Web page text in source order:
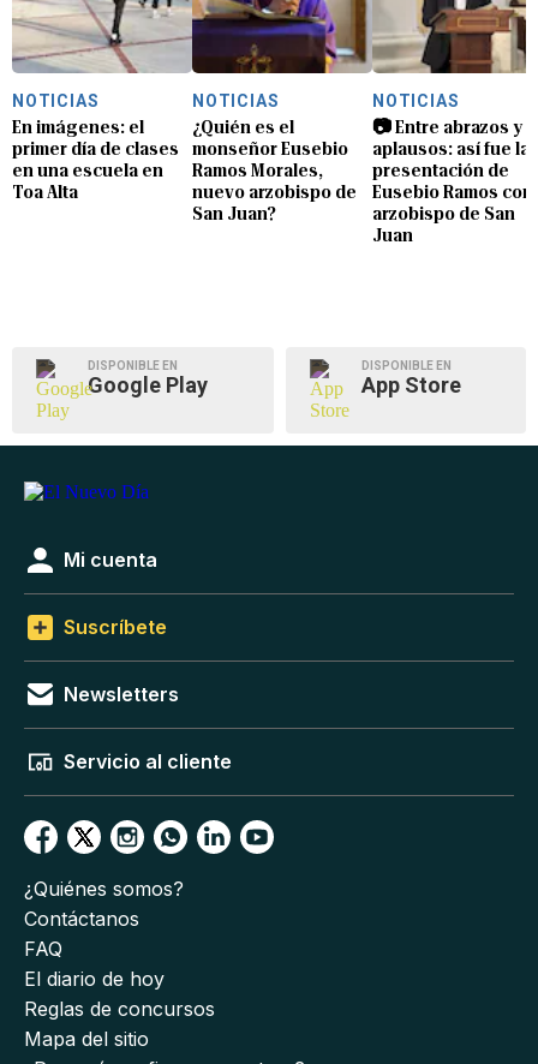
NOTICIAS
En imágenes: el
primer día de clases
en una escuela en
Toa Alta
NOTICIAS
¿Quién es el
monseñor Eusebio
Ramos Morales,
nuevo arzobispo de
San Juan?
NOTICIAS
📷 Entre abrazos y
aplausos: así fue la
presentación de
Eusebio Ramos
arzobispo de San
Juan
DISPONIBLE EN
Google Play
DISPONIBLE EN
App Store
Mi cuenta
Suscríbete
Newsletters
Servicio al cliente
¿Quiénes somos?
Contáctanos
FAQ
El diario de hoy
Reglas de concursos
Mapa del sitio